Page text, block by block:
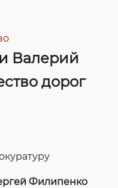
Валерий
дорог
Филипенко